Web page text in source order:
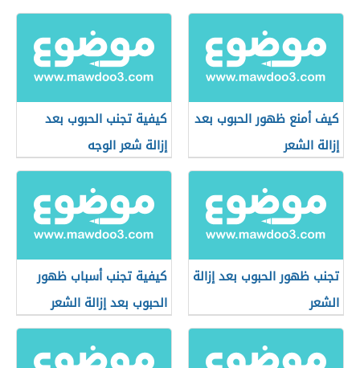
كيف أمنع ظهور الحبوب بعد
إزالة الشعر
كيفية تجنب الحبوب بعد
إزالة شعر الوجه
تجنب ظهور الحبوب بعد إزالة
الشعر
كيفية تجنب أسباب ظهور
الحبوب بعد إزالة الشعر